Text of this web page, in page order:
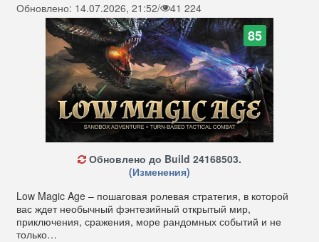
Обновлено: 14.07.2026, 21:52/ 41 224
85
Обновлено до Build 24168503.
(Изменения)
Low Magic Age – пошаговая ролевая стратегия, в которой
вас ждет необычный фэнтезийный открытый мир,
приключения, сражения, море рандомных событий и не
только…